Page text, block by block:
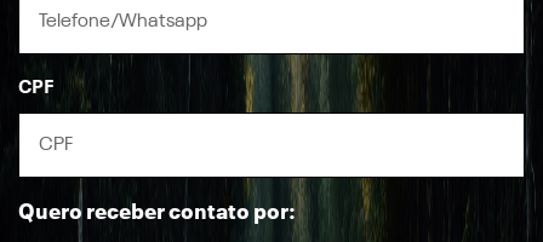
CPF
Quero receber contato por: